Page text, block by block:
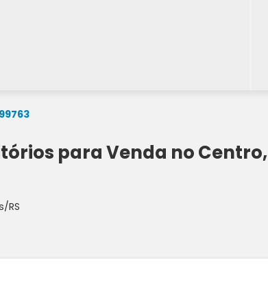
para Venda no Centro,
/RS